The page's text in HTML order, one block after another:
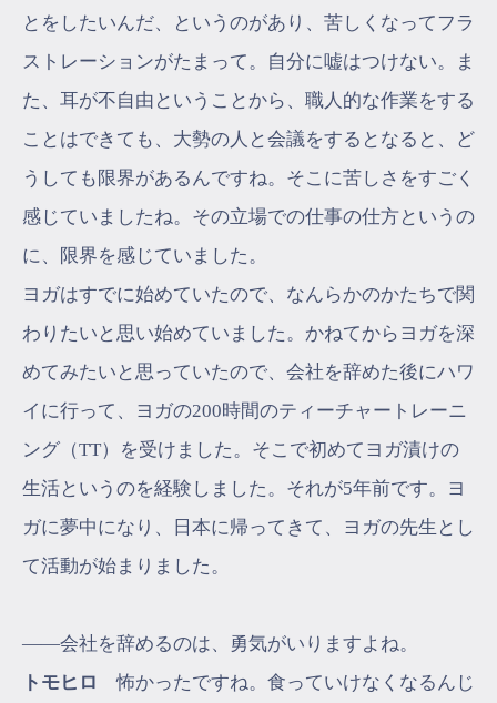
とをしたいんだ、というのがあり、苦しくなってフラ
ストレーションがたまって。自分に嘘はつけない。ま
た、耳が不自由ということから、職人的な作業をする
ことはできても、大勢の人と会議をするとなると、ど
うしても限界があるんですね。そこに苦しさをすごく
感じていましたね。その立場での仕事の仕方というの
に、限界を感じていました。
ヨガはすでに始めていたので、なんらかのかたちで関
わりたいと思い始めていました。かねてからヨガを深
めてみたいと思っていたので、会社を辞めた後にハワ
イに行って、ヨガの200時間のティーチャートレーニ
ング（TT）を受けました。そこで初めてヨガ漬けの
生活というのを経験しました。それが5年前です。ヨ
ガに夢中になり、日本に帰ってきて、ヨガの先生とし
て活動が始まりました。
――会社を辞めるのは、勇気がいりますよね。
トモヒロ
怖かったですね。食っていけなくなるんじ